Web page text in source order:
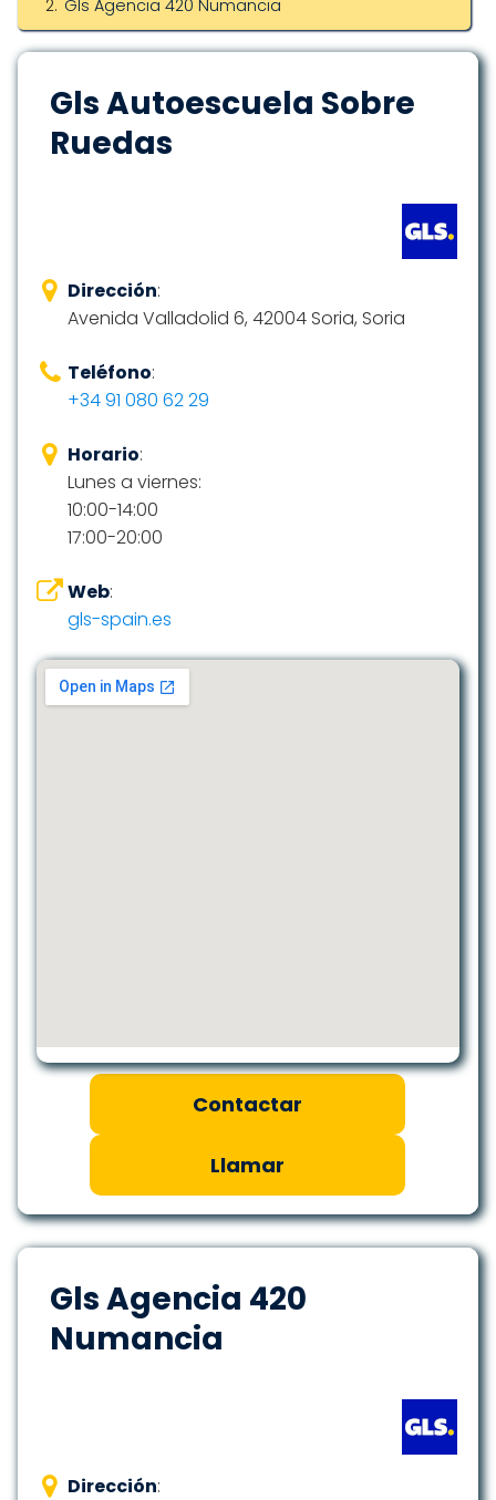
Gls Agencia 420 Numancia
Gls Autoescuela Sobre
Ruedas
Dirección:
Avenida Valladolid 6, 42004 Soria, Soria
Teléfono:
+34 91 080 62 29
Horario:
Lunes a viernes:
10:00-14:00
17:00-20:00
Web:
gls-spain.es
Contactar
Llamar
Gls Agencia 420
Numancia
Dirección: